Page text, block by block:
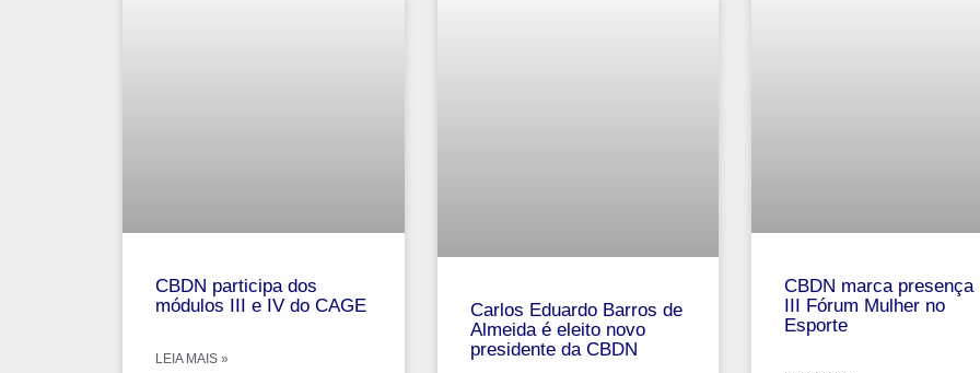
CBDN participa dos
módulos III e IV do CAGE
LEIA MAIS »
Carlos Eduardo Barros de
Almeida é eleito novo
presidente da CBDN
CBDN marca presença
III Fórum Mulher no
Esporte